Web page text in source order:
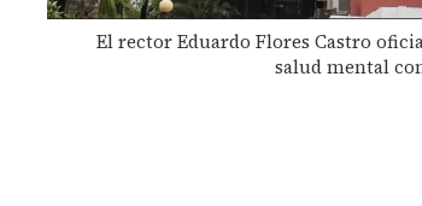
El rector Eduardo Flores Castro
salud mental